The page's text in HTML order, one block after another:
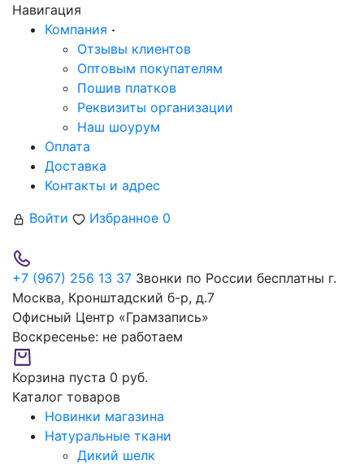
Навигация
Компания
Отзывы клиентов
Оптовым покупателям
Пошив платков
Реквизиты организации
Наш шоурум
Оплата
Доставка
Контакты и адрес
Войти
Избранное 0
+7 (967) 256 13 37 Звонки по России бесплатны г.
Москва, Кронштадский б-р, д.7
Офисный Центр «Грамзапись»
Воскресенье: не работаем
Корзина пуста 0 руб.
Каталог товаров
Новинки магазина
Натуральные ткани
Дикий шелк